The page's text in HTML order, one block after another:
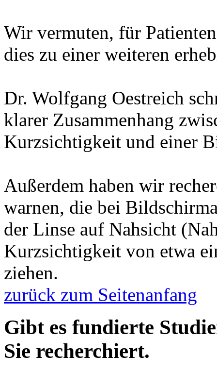
Wir vermuten, für
dies zu einer weiteren
Dr. Wolfgang Oestreich
klarer Zusammenhang
Kurzsichtigkeit und einer
Außerdem haben wir
warnen, die bei
der Linse auf Nahsicht
Kurzsichtigkeit von etwa
ziehen.
zurück zum Seitenanfang
Gibt es fundierte
Sie recherchiert.